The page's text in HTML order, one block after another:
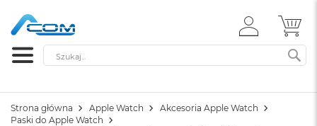
ZALOGUJ
SIĘ
Szukaj
Strona główna Apple Watch
Akcesoria Apple Watch
Paski do Apple Watch